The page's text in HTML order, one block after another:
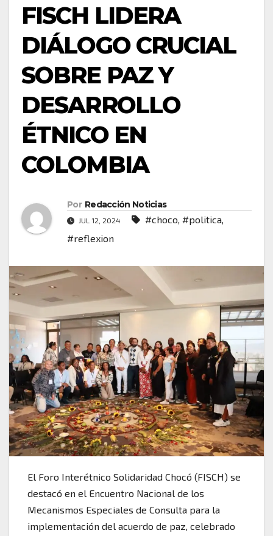
FISCH LIDERA
DIÁLOGO CRUCIAL
SOBRE PAZ Y
DESARROLLO
ÉTNICO EN
COLOMBIA
Por Redacción Noticias
JUL 12, 2024 #choco, #politica,
#reflexion
El Foro Interétnico Solidaridad Chocó (FISCH) se
destacó en el Encuentro Nacional de los
Mecanismos Especiales de Consulta para la
implementación del acuerdo de paz, celebrado